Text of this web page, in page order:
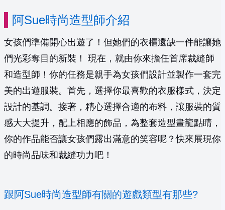
阿Sue時尚造型師介紹
女孩們準備開心出遊了！但她們的衣櫃還缺一件能讓她
們光彩奪目的新裝！ 現在，就由你來擔任首席裁縫師
和造型師！你的任務是親手為女孩們設計並製作一套完
美的出遊服裝。首先，選擇你最喜歡的衣服樣式，決定
設計的基調。接著，精心選擇合適的布料，讓服裝的質
感大大提升，配上相應的飾品，為整套造型畫龍點睛，
你的作品能否讓女孩們露出滿意的笑容呢？快來展現你
的時尚品味和裁縫功力吧！
跟阿Sue時尚造型師有關的遊戲類型有那些?